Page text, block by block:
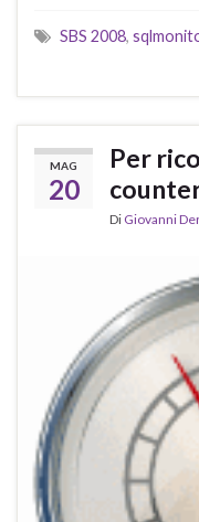
SBS 2008,
MAG
20
Per
Di Giovanni